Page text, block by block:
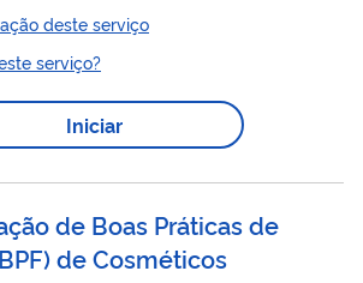
aeronáutica, a entidade deverá ser
como Centro de Instrução de Aviação
decertificação
encontram-se no RBAC 141, na IS nº
nº 141-006 e IS nº 141-007. Seguindo
deste serviço
serviço?
Iniciar
de Boas Práticas de
de Cosméticos